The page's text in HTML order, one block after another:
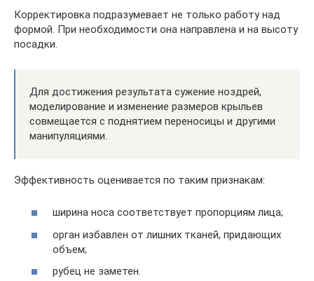
Корректировка подразумевает не только работу над
формой. При необходимости она направлена и на высоту
посадки.
Для достижения результата сужение ноздрей,
моделирование и изменение размеров крыльев
совмещается с поднятием переносицы и другими
манипуляциями.
Эффективность оценивается по таким признакам:
ширина носа соответствует пропорциям лица;
орган избавлен от лишних тканей, придающих
объем;
рубец не заметен.